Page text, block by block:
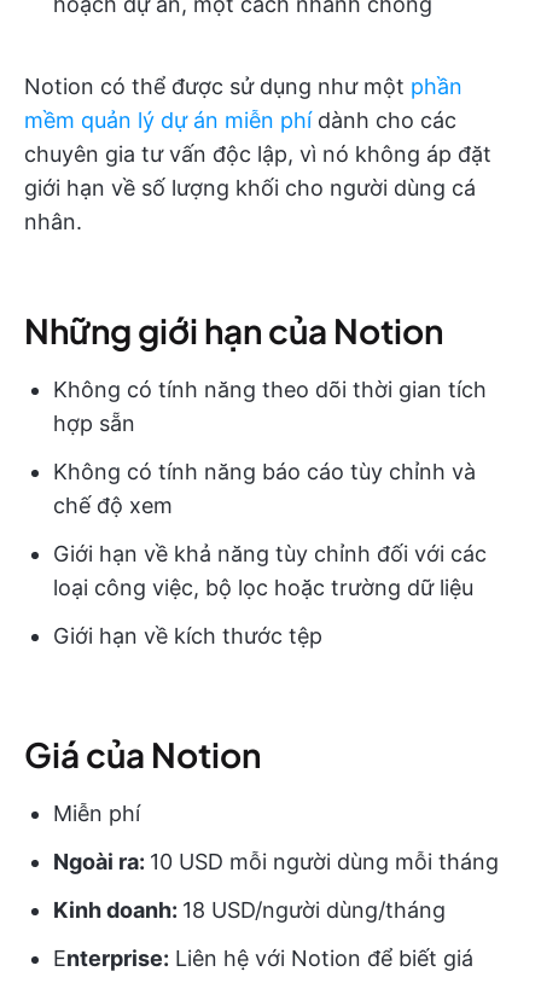
Notion có thể được sử dụng như một phần
mềm quản lý dự án miễn phídành cho các
chuyên gia tư vấn độc lập, vì nó không áp đặt
giới hạn về số lượng khối cho người dùng cá
nhân.
Những giới hạn của Notion
Không có tính năng theo dõi thời gian tích
hợp sẵn
Không có tính năng báo cáo tùy chỉnh và
chế độ xem
Giới hạn về khả năng tùy chỉnh đối với các
loại công việc, bộ lọc hoặc trường dữ liệu
Giới hạn về kích thước tệp
Giá của Notion
Miễn phí
Ngoài ra: 10 USD mỗi người dùng mỗi tháng
Kinh doanh: 18 USD/người dùng/tháng
Enterprise: Liên hệ với Notion để biết giá